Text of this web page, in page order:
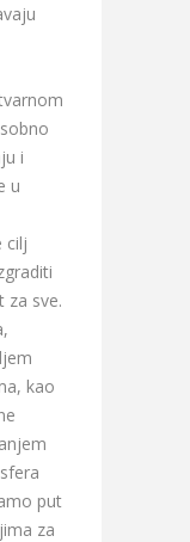
i
u
cilj
za sve.
kao
put
za